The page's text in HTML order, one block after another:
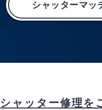
シャッターマッ
シャッター修理を